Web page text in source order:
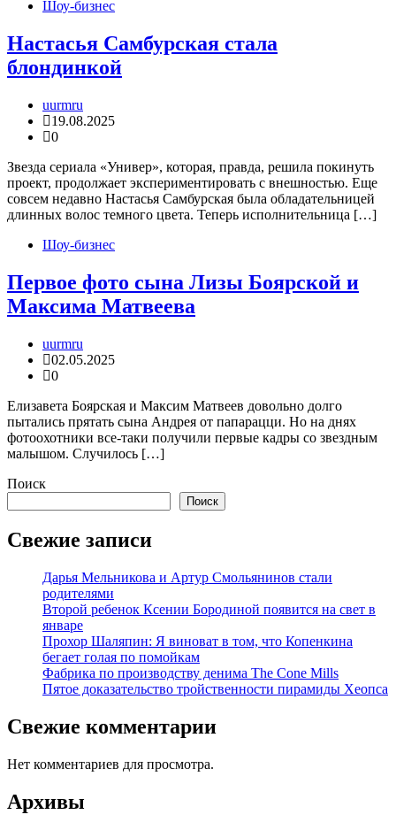
Шоу-бизнес
Настасья Самбурская стала
блондинкой
uurmru
19.08.2025
0
Звезда сериала «Универ», которая, правда, решила покинуть
проект, продолжает экспериментировать с внешностью. Еще
совсем недавно Настасья Самбурская была обладательницей
длинных волос темного цвета. Теперь исполнительница […]
Шоу-бизнес
Первое фото сына Лизы Боярской и
Максима Матвеева
uurmru
02.05.2025
0
Елизавета Боярская и Максим Матвеев довольно долго
пытались прятать сына Андрея от папарацци. Но на днях
фотоохотники все-таки получили первые кадры со звездным
малышом. Случилось […]
Поиск
Поиск
Свежие записи
Дарья Мельникова и Артур Смольянинов стали
родителями
Второй ребенок Ксении Бородиной появится на свет в
январе
Прохор Шаляпин: Я виноват в том, что Копенкина
бегает голая по помойкам
Фабрика по производству денима The Cone Mills
Пятое доказательство тройственности пирамиды Хеопса
Свежие комментарии
Нет комментариев для просмотра.
Архивы